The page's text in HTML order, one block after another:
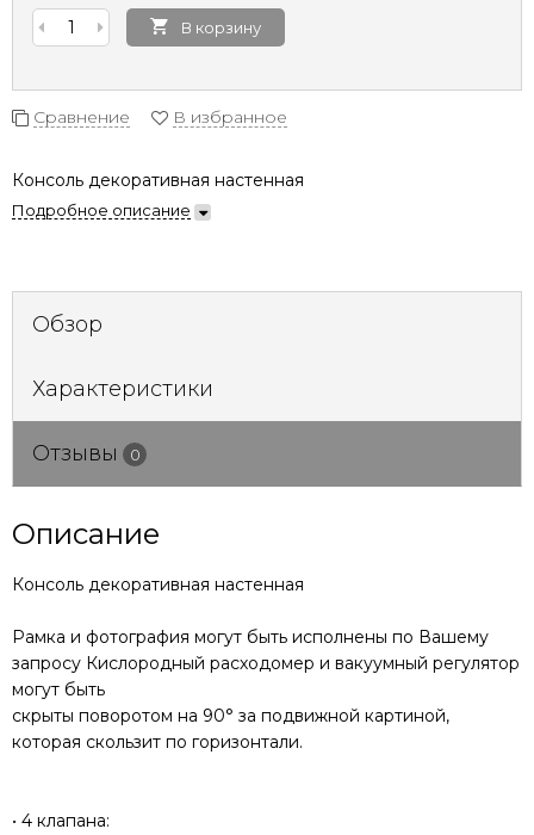
В корзину
Сравнение В избранное
Консоль декоративная настенная
Подробное описание
Обзор
Характеристики
Отзывы 0
Описание
Консоль декоративная настенная
Рамка и фотография могут быть исполнены по Вашему
запросу Кислородный расходомер и вакуумный регулятор
могут быть
скрыты поворотом на 90° за подвижной картиной,
которая скользит по горизонтали.
• 4 клапана: